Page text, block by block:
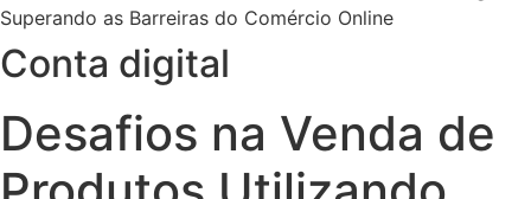
Superando as Barreiras do Comércio Online
Conta digital
Desafios na Venda de